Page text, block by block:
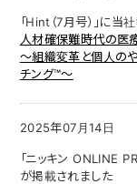
「Hint（7月号）」に
人材確保難時代の医
～組織変革と個人のや
チング™～
2025年07月14日
「ニッキン ONLINE
が掲載されました